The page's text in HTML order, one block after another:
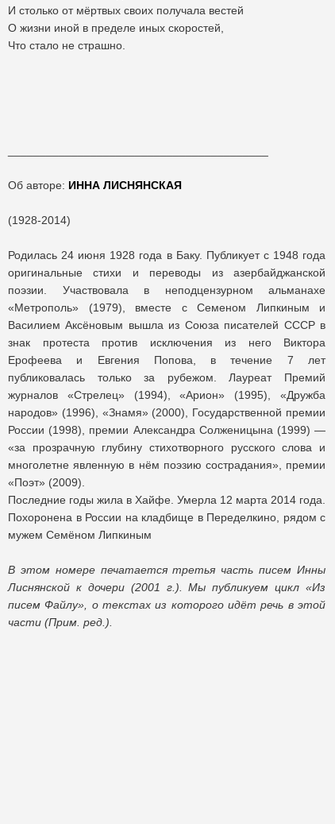
И столько от мёртвых своих получала вестей
О жизни иной в пределе иных скоростей,
Что стало не страшно.
Об авторе: ИННА ЛИСНЯНСКАЯ
(1928-2014)
Родилась 24 июня 1928 года в Баку. Публикует с 1948 года
оригинальные стихи и переводы из азербайджанской
поэзии. Участвовала в неподцензурном альманахе
«Метрополь» (1979), вместе с Семеном Липкиным и
Василием Аксёновым вышла из Союза писателей СССР в
знак протеста против исключения из него Виктора
Ерофеева и Евгения Попова, в течение 7 лет
публиковалась только за рубежом. Лауреат Премий
журналов «Стрелец» (1994), «Арион» (1995), «Дружба
народов» (1996), «Знамя» (2000), Государственной премии
России (1998), премии Александра Солженицына (1999) —
«за прозрачную глубину стихотворного русского слова и
многолетне явленную в нём поэзию сострадания», премии
«Поэт» (2009).
Последние годы жила в Хайфе. Умерла 12 марта 2014 года.
Похоронена в России на кладбище в Переделкино, рядом с
мужем Семёном Липкиным
В этом номере печатается третья часть писем Инны
Лиснянской к дочери (2001 г.). Мы публикуем цикл «Из
писем Файлу», о текстах из которого идёт речь в этой
части (Прим. ред.).